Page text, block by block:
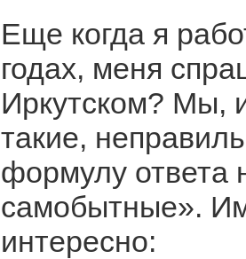
Еще когда я
годах, меня
Иркутском? Мы,
такие,
формулу ответа
самобытные».
интересно: